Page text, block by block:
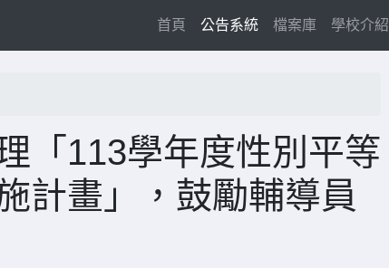
首頁 (current)
公告系統 檔案庫 學校介紹
「113學年度性別平等
計畫」，鼓勵輔導員